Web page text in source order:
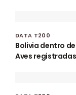
DATA T200
Bolivia dentro
Aves